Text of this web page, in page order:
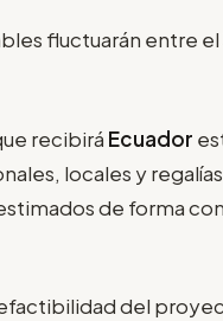
fluctuarán entre
recibirá Ecuador
locales y
de forma
del